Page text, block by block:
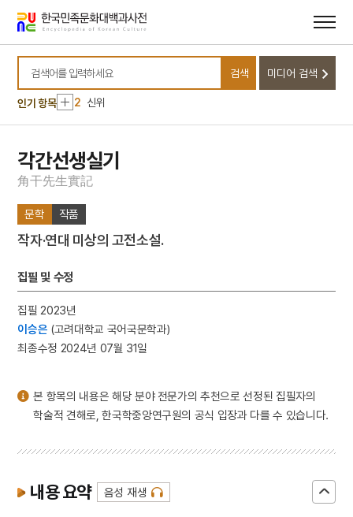
바로가기
바로가기
검색어를 입력하세요
검색 미디어 검색
인기 항목
10 달서구
1 금성대군
2 신위
3 이리역 폭발 사고
4
북조선임시인민위원회
5 반야심경
7
8 국방비
10 달서구
1
신위
5 반야심경
7
경북대학교 상주캠퍼스
국방비
님의 침묵
각간선생실기
角干先生實記
문학 작품
작자·연대 미상의 고전소설.
집필 및 수정
집필 2023년
이승은 (고려대학교 국어국문학과)
최종수정 2024년 07월 31일
본 항목의 내용은 해당 분야 전문가의 추천으로 선정된 집필자의
학술적 견해로, 한국학중앙연구원의 공식 입장과 다를 수 있습니다.
내용 요약 음성 재생